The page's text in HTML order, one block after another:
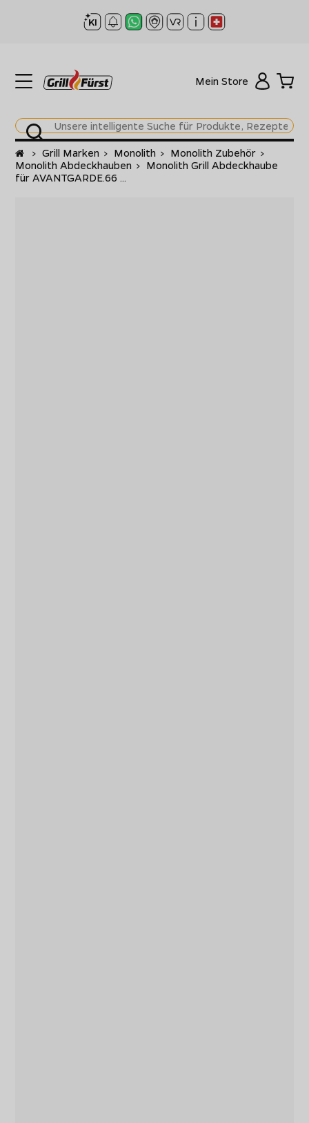
Mein Store
Startseite
> Grill Marken > Monolith > Monolith Zubehör >
Monolith Abdeckhauben > Monolith Grill Abdeckhaube
für AVANTGARDE.66 ...